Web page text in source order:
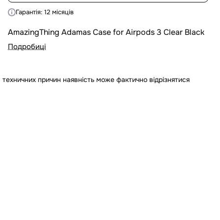
Гарантія: 12 місяців
AmazingThing Adamas Case for Airpods 3 Clear Black
Подробиці
техничних причин наявність може фактично відрізнятися